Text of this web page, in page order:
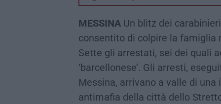
MESSINA Un blitz dei
consentito di colpire la famiglia
Sette gli arrestati, sei dei quali
‘barcellonese’. Gli arresti,
Messina, arrivano a valle di
antimafia della città dello